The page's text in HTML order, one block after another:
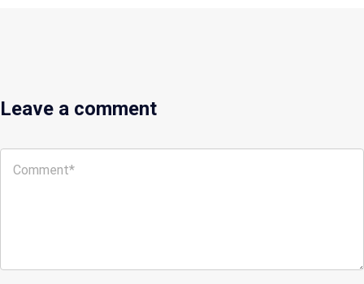
Leave a comment